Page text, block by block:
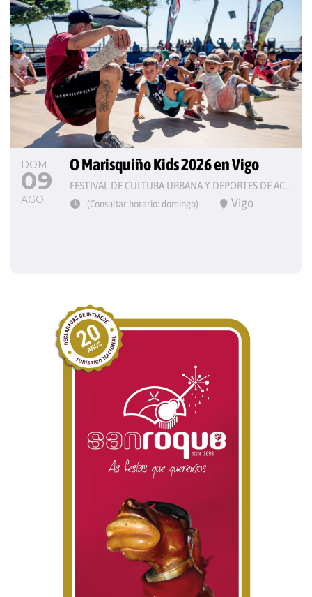
DOM
09
AGO
O Marisquiño Kids 2026 en Vigo
FESTIVAL DE CULTURA URBANA Y DEPORTES DE ACCIÓN
(Consultar horario: domingo) Vigo